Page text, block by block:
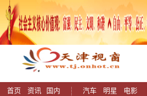
首页 资讯
国内
汽车 明星
电影